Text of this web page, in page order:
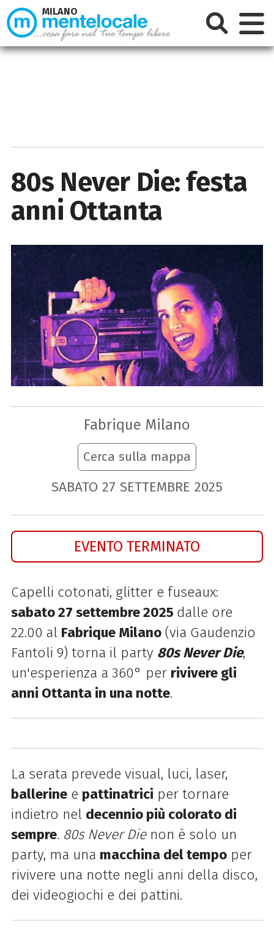
80s Never Die: festa
anni Ottanta
Fabrique Milano
Cerca sulla mappa
SABATO 27 SETTEMBRE 2025
EVENTO TERMINATO
Capelli cotonati, glitter e fuseaux:
sabato 27 settembre 2025 dalle ore
22.00 al Fabrique Milano(via Gaudenzio
Fantoli 9) torna il party 80s Never Die,
un'esperienza a 360° per rivivere gli
anni Ottanta in una notte.
La serata prevede visual, luci, laser,
ballerinee pattinatrici per tornare
indietro nel decennio più colorato di
sempre. 80s Never Die non è solo un
party, ma una macchina del tempoper
rivivere una notte negli anni della disco,
dei videogiochi e dei pattini.
MILANO